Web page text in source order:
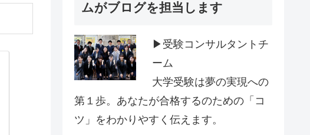
ムがブログを担当します
▶受験コンサルタントチ
ーム
大学受験は夢の実現への
第１歩。あなたが合格するのための「コ
ツ」をわかりやすく伝えます。